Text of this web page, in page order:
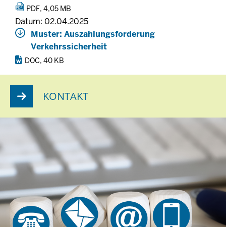
PDF, 4,05 MB
Datum: 02.04.2025
Muster: Auszahlungsforderung
Verkehrssicherheit
DOC, 40 KB
KONTAKT